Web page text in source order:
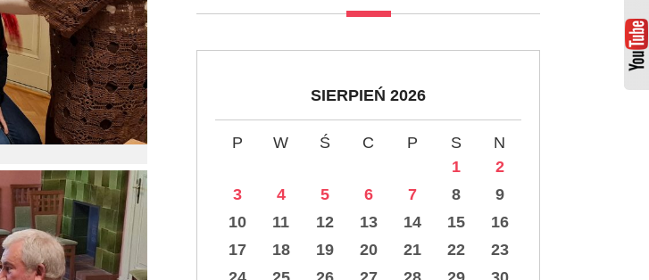
SIERPIEŃ 2026
P W Ś C P S
N
1
2
3
4 5 6 7 8
9
10
11 12 13 14 15
16
17
18 19 20 21 22
23